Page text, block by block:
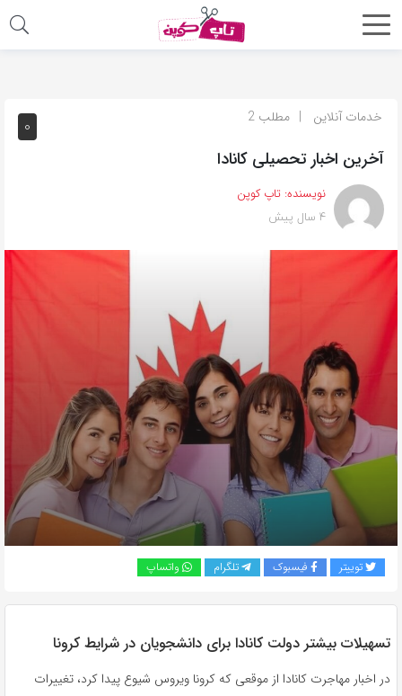
اشتراک
از
روش‌های
زیر
می‌توانید
این
صفحه
دوستان
اشتراک
بگذارید.
کپی
0 خدمات آنلاین مطلب 2
آخرین اخبار تحصیلی کانادا
نویسنده: تاپ کوپن
4 سال پیش
توییتر فیسبوک تلگرام واتساپ
تسهیلات بیشتر دولت کانادا برای دانشجویان در شرایط کرونا
در اخبار مهاجرت کانادا از موقعی که کرونا ویروس شیوع پیدا کرد، تغییرات